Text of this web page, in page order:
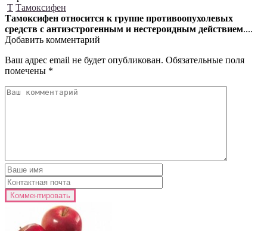
Т Тамоксифен
Тамоксифен относится к группе противоопухолевых
средств с антиэстрогенным и нестероидным действием....
Добавить комментарий
Ваш адрес email не будет опубликован. Обязательные поля
помечены *